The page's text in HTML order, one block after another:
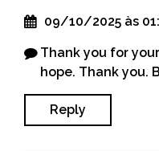
09/10/2025 às
Thank you for
hope. Thank you.
Reply